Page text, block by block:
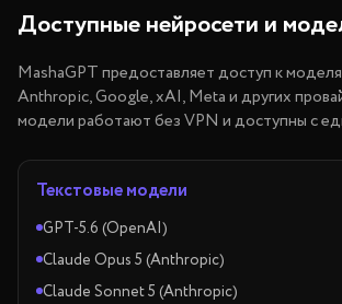
Доступные нейросети и
MashaGPT предоставляет доступ к
Anthropic, Google, xAI, Meta и других
модели работают без VPN и доступны с
Текстовые модели
GPT-5.6 (OpenAI)
Claude Opus 5 (Anthropic)
Claude Sonnet 5 (Anthropic)